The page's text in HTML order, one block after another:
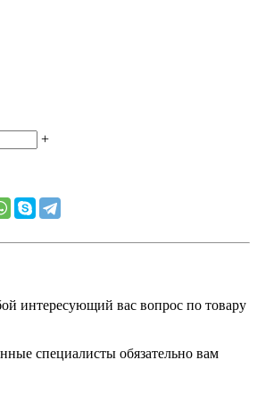
+
интересующий вас вопрос по товару
специалисты обязательно вам